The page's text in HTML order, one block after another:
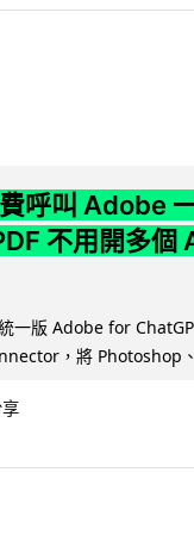
呼叫 Adobe
不用開多個
一版 Adobe for
，將 Photoshop